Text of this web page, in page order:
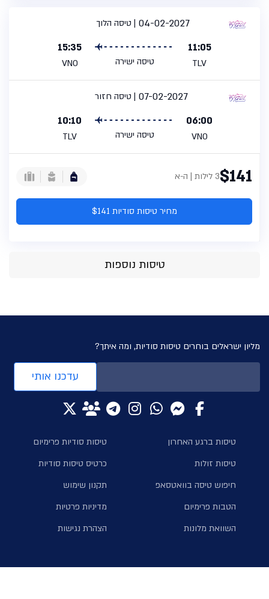
טיסה הלוך
04-02-2027
11:05
TLV טיסה ישירה
15:35
VNO
טיסה חזור
07-02-2027
06:00
VNO טיסה ישירה
10:10
TLV
$1413 לילות | ה-א
מחיר טיסות סודיות $141
טיסות נוספות
טיסות ברגע האחרון
טיסות זולות
חיפוש טיסה בוואטסאפ
הטבות פרימיום
השוואת מלונות
טיסות סודיות פרימיום
כרטיס טיסות סודיות
תקנון שימוש
מדיניות פרטיות
הצהרת נגישות
מליון ישראלים בוחרים טיסות סודיות, ומה איתך?
עדכנו אותי